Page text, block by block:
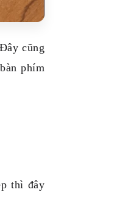
cũng
phím
thì đây